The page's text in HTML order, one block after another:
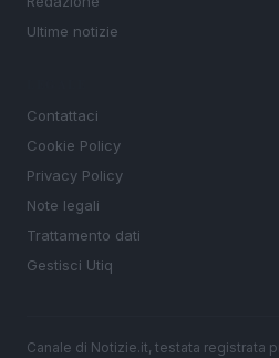
Ultime notizie
Contattaci
Cookie Policy
Privacy Policy
Note legali
Trattamento dati
Gestisci Utiq
Canale di Notizie.it, testata registrata